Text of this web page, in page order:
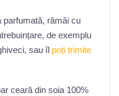
parfumată, rămâi cu
de exemplu
sau îl poți trimite
ceară din soia 100%